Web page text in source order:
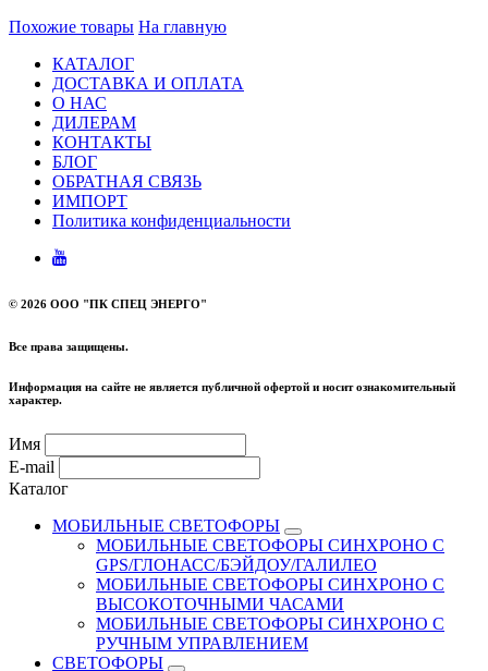
Похожие товары На главную
КАТАЛОГ
ДОСТАВКА И ОПЛАТА
О НАС
ДИЛЕРАМ
КОНТАКТЫ
БЛОГ
ОБРАТНАЯ СВЯЗЬ
ИМПОРТ
Политика конфиденциальности
© 2026 ООО "ПК СПЕЦ ЭНЕРГО"
Все права защищены.
Информация на сайте не является публичной офертой и носит ознакомительный
характер.
Имя
E-mail
Каталог
МОБИЛЬНЫЕ СВЕТОФОРЫ
МОБИЛЬНЫЕ СВЕТОФОРЫ СИНХРОНО С
GPS/ГЛОНАСС/БЭЙДОУ/ГАЛИЛЕО
МОБИЛЬНЫЕ СВЕТОФОРЫ СИНХРОНО С
ВЫСОКОТОЧНЫМИ ЧАСАМИ
МОБИЛЬНЫЕ СВЕТОФОРЫ СИНХРОНО С
РУЧНЫМ УПРАВЛЕНИЕМ
СВЕТОФОРЫ